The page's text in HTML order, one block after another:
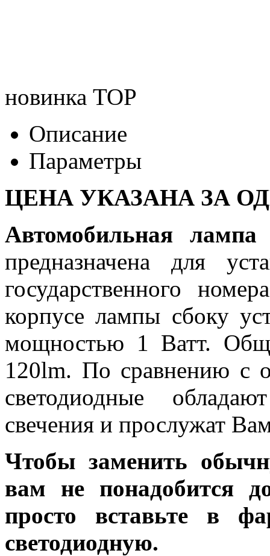
новинка TOP
Описание
Параметры
ЦЕНА УКАЗАНА ЗА
Автомобильная
предназначена для
государственного
корпусе лампы сбоку
мощностью 1 Ватт.
120lm. По сравнению с
светодиодные
свечения и прослужат
Чтобы заменить
вам не понадобится
просто вставьте в
светодиодную.